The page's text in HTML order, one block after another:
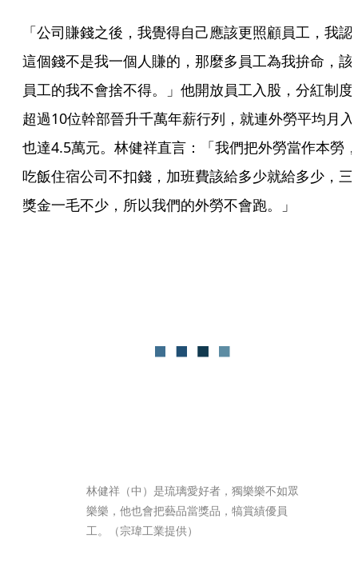
「公司賺錢之後，我覺得自己應該更照顧員工，我認
這個錢不是我一個人賺的，那麼多員工為我拚命，該
員工的我不會捨不得。」他開放員工入股，分紅制度
超過10位幹部晉升千萬年薪行列，就連外勞平均月入
也達4.5萬元。林健祥直言：「我們把外勞當作本勞，
吃飯住宿公司不扣錢，加班費該給多少就給多少，三
獎金一毛不少，所以我們的外勞不會跑。」
林健祥（中）是琉璃愛好者，獨樂樂不如眾
樂樂，他也會把藝品當獎品，犒賞績優員
工。（宗瑋工業提供）